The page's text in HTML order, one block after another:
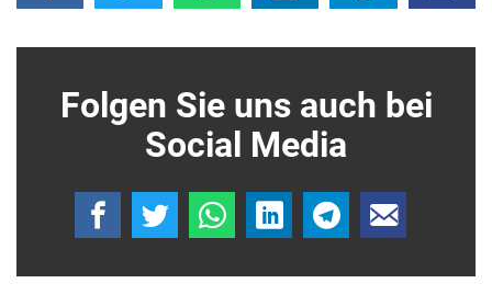
Folgen Sie uns auch bei
Social Media